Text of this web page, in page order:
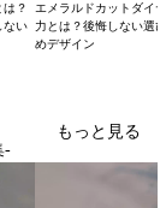
？
ない
エメラルドカットダイ
力とは？後悔しない選
めデザイン
-
もっと見る